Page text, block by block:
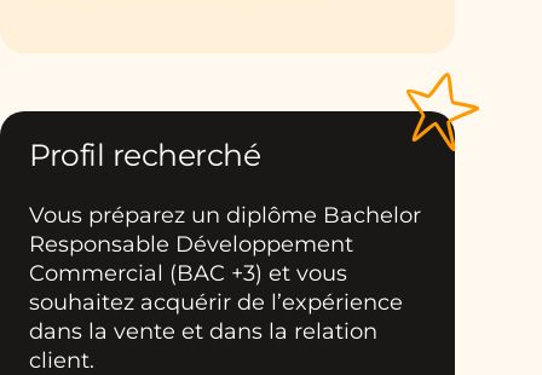
Profil recherché
Vous préparez un diplôme Bachelor
Responsable Développement
Commercial (BAC +3) et vous
souhaitez acquérir de l’expérience
dans la vente et dans la relation
client.